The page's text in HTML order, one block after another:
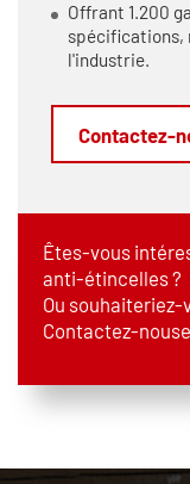
Offrant 1.200
spécifications,
l'industrie.
Contactez-
Êtes-vous
anti-étincelles ?
Ou
Contactez-